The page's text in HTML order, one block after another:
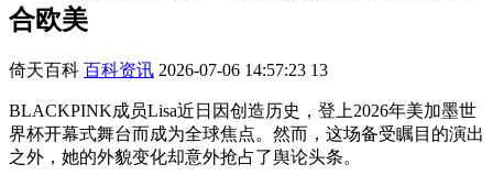
合欧美
倚天百科 百科资讯 2026-07-06 14:57:23 13
BLACKPINK成员Lisa近日因创造历史，登上2026年美加墨世
界杯开幕式舞台而成为全球焦点。然而，这场备受瞩目的演出
之外，她的外貌变化却意外抢占了舆论头条。